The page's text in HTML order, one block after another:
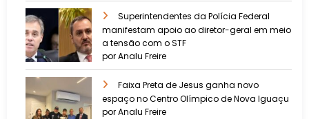
Superintendentes da Polícia Federal
manifestam apoio ao diretor-geral em meio
a tensão com o STF
por Analu Freire
Faixa Preta de Jesus ganha novo
espaço no Centro Olímpico de Nova Iguaçu
por Analu Freire